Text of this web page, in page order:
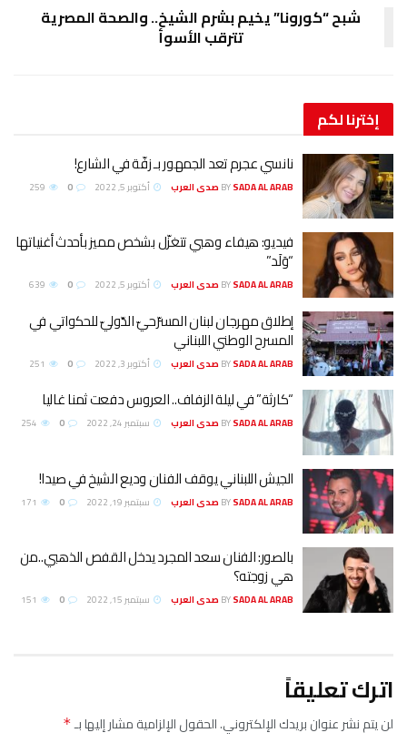
شبح “كورونا” يخيم بشرم الشيخ.. والصحة المصرية
تترقب الأسوأ
إخترنالكم
نانسي عجرم تعد الجمهور بـ زفّة في الشارع!
BYSADA AL ARAB صدى العرب أكتوبر 5, 2022
فيديو: هيفاء وهبي تتغزّل بشخص مميز بأحدث أغنياتها
“وَلَد”
BYSADA AL ARAB صدى العرب أكتوبر 5, 2022
إطلاق مهرجان لبنان المسرّحيّ الدّوليّ للحكواتي في
المسرح الوطني اللبناني
BYSADA AL ARAB صدى العرب أكتوبر 3, 2022
“كارثة” في ليلة الزفاف.. العروس دفعت ثمنا غاليا
BYSADA AL ARAB صدى العرب سبتمبر 24, 2022
الجيش اللبناني يوقف الفنان وديع الشيخ في صيدا!
BYSADA AL ARAB صدى العرب سبتمبر 19, 2022
بالصور: الفنان سعد المجرد يدخل القفص الذهبي..من
هي زوجته؟
BYSADA AL ARAB صدى العرب سبتمبر 15, 2022
اترك تعليقاً
لن يتم نشر عنوان بريدك الإلكتروني.الحقول الإلزامية مشار إليها بـ*